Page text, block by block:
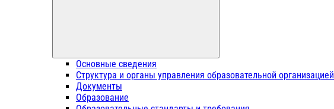
Основные сведения
Структура и органы управления образовательной организацией
Документы
Образование